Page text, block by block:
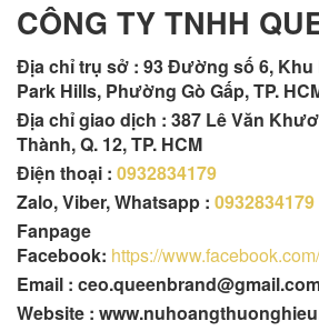
CÔNG TY TNHH
Địa chỉ trụ sở : 93 Đường số 6, Khu
Park Hills, Phường Gò Gấp, TP.
Địa chỉ giao dịch : 387 Lê Văn
Thành, Q. 12, TP. HCM
Điện thoại : 0932834179
Zalo, Viber, Whatsapp : 0932834179
Fanpage
Facebook: https://
Email :
Website :